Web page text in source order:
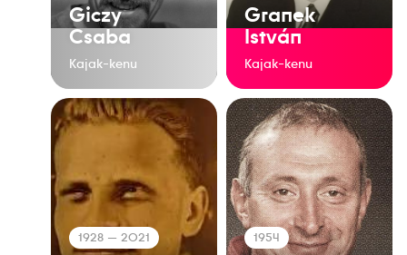
Giczy
Csaba
Kajak-kenu
Granek
István
Kajak-kenu
1928 — 2021 1954